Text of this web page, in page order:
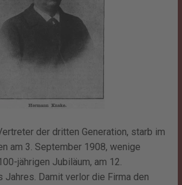
der dritten Generation, starb im
am 3. September 1908, wenige
jährigen Jubiläum, am 12.
Jahres. Damit verlor die Firma den